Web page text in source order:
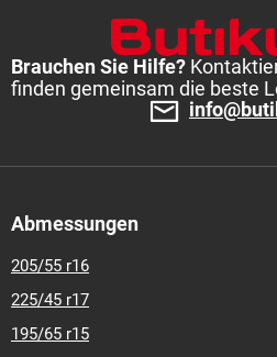
Brauchen Sie Hilfe?
finden gemeinsam die beste
Abmessungen
205/55 r16
225/45 r17
195/65 r15